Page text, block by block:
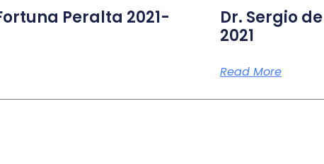
Peralta 2021-
Dr. Sergio
2021
Read More